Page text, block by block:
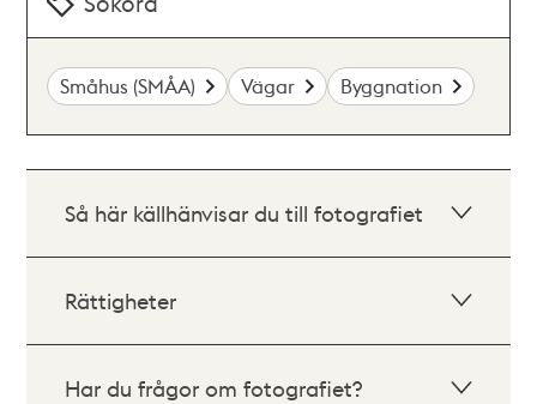
Småhus (SMÅA) Vägar Byggnation
Så här källhänvisar du till fotografiet
Rättigheter
Har du frågor om fotografiet?